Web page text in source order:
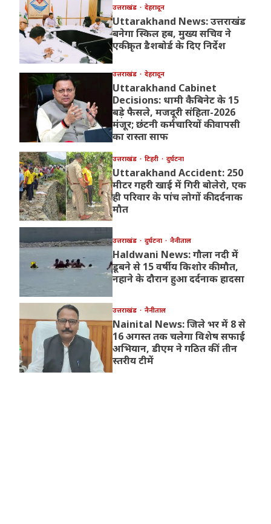
उत्तराखंड देहरादून
Uttarakhand News: उत्तराखंड
बनेगा स्किल हब, मुख्य सचिव ने
एकीकृत डैशबोर्ड के दिए निर्देश
उत्तराखंड देहरादून
Uttarakhand Cabinet
Decisions: धामी कैबिनेट के 15
बड़े फैसले, मजदूरी संहिता-2026
मंजूर; छंटनी कर्मचारियों की वापसी
का रास्ता साफ
उत्तराखंड टिहरी दुर्घटना
Uttarakhand Accident: 250
मीटर गहरी खाई में गिरी बोलेरो, एक
ही परिवार के पांच लोगों की दर्दनाक
मौत
उत्तराखंड दुर्घटना नैनीताल
Haldwani News: गौला नदी में
डूबने से 15 वर्षीय किशोर की मौत,
नहाने के दौरान हुआ दर्दनाक हादसा
उत्तराखंड नैनीताल
Nainital News: जिले भर में 8 से
16 अगस्त तक चलेगा विशेष सफाई
अभियान, डीएम ने गठित कीं तीन
स्तरीय टीमें